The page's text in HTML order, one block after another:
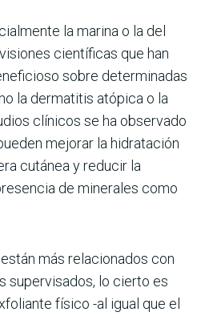
la marina o la del
científicas que han
sobre determinadas
la dermatitis atópica o la
clínicos se ha observado
mejorar la hidratación
cutánea y reducir la
de minerales como
más relacionados con
supervisados, lo cierto es
físico -al igual que el